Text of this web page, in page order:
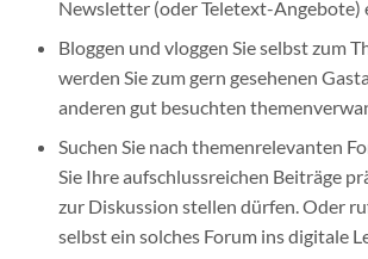
Newsletter (oder Teletext-Angebote)
Bloggen und vloggen Sie selbst zum
werden Sie zum gern gesehenen
anderen gut besuchten
Suchen Sie nach themenrelevanten
Sie Ihre aufschlussreichen Beiträge
zur Diskussion stellen dürfen. Oder
selbst ein solches Forum ins digitale